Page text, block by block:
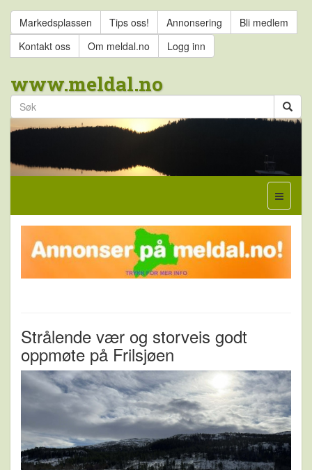
Markedsplassen Tips oss! Annonsering
Bli medlem
Kontakt oss
Om meldal.no Logg inn
www.meldal.no
Strålende vær og storveis godt
oppmøte på Frilsjøen